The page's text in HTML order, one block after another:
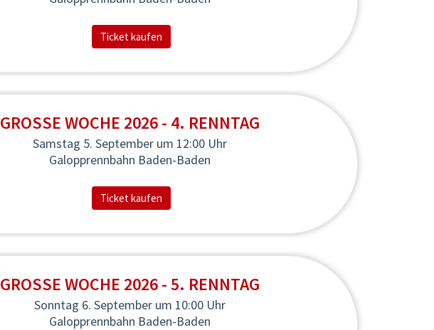
Ticket kaufen
GROSSE WOCHE 2026 - 4. RENNTAG
Samstag 5. Septemberum 12:00 Uhr
Galopprennbahn Baden-Baden
Ticket kaufen
GROSSE WOCHE 2026 - 5. RENNTAG
Sonntag 6. Septemberum 10:00 Uhr
Galopprennbahn Baden-Baden